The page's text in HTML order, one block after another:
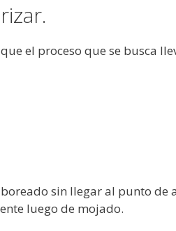
el proceso que se busca
sin llegar al punto de
luego de mojado.